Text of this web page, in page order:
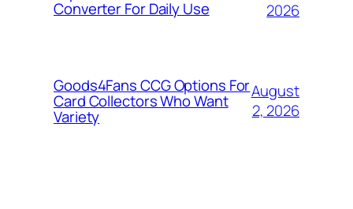
Converter For Daily Use
2026
Goods4Fans CCG Options For
Card Collectors Who Want
Variety
August
2, 2026